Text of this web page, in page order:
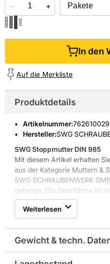
− +
In den
Auf die Merkliste
Produktdetails
Artikelnummer:
Hersteller:SWG
SWG Stoppmutter DIN 985
Mit diesem Artikel erhalten
aus der Kategorie Muttern &
SWG SCHRAUBENWERK
gefertigt. Die Oberfläche ist
ist Silber. Geliefert wird der
Weitere
mit Polyamidklemmteil
Weiterlesen
Gewicht & techn.